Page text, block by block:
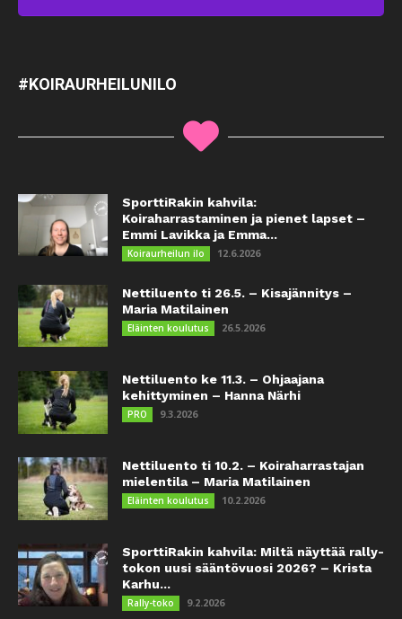
#KOIRAURHEILUNILO
SporttiRakin kahvila:
Koiraharrastaminen ja pienet lapset –
Emmi Lavikka ja Emma...
Koiraurheilun ilo 12.6.2026
Nettiluento ti 26.5. – Kisajännitys –
Maria Matilainen
Eläinten koulutus 26.5.2026
Nettiluento ke 11.3. – Ohjaajana
kehittyminen – Hanna Närhi
PRO 9.3.2026
Nettiluento ti 10.2. – Koiraharrastajan
mielentila – Maria Matilainen
Eläinten koulutus 10.2.2026
SporttiRakin kahvila: Miltä näyttää rally-
tokon uusi sääntövuosi 2026? – Krista
Karhu...
Rally-toko 9.2.2026